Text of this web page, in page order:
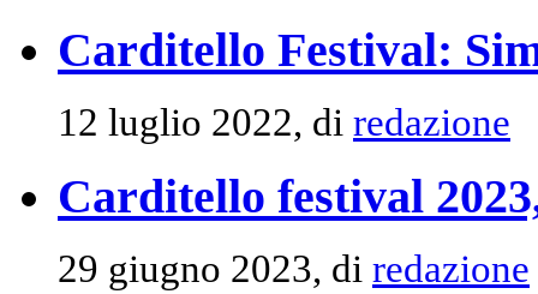
Carditello Festival:
12 luglio 2022, di redazione
Carditello festival
29 giugno 2023, di redazione